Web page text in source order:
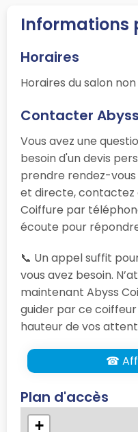
Informations
Horaires
Horaires du salon
Contacter
Vous avez une
besoin d'un devis
prendre rendez-
et directe,
Coiffure par
écoute pour
📞 Un appel suffit
vous avez besoin.
maintenant Abyss
guider par ce
hauteur de vos
☎
Plan d'accès
+